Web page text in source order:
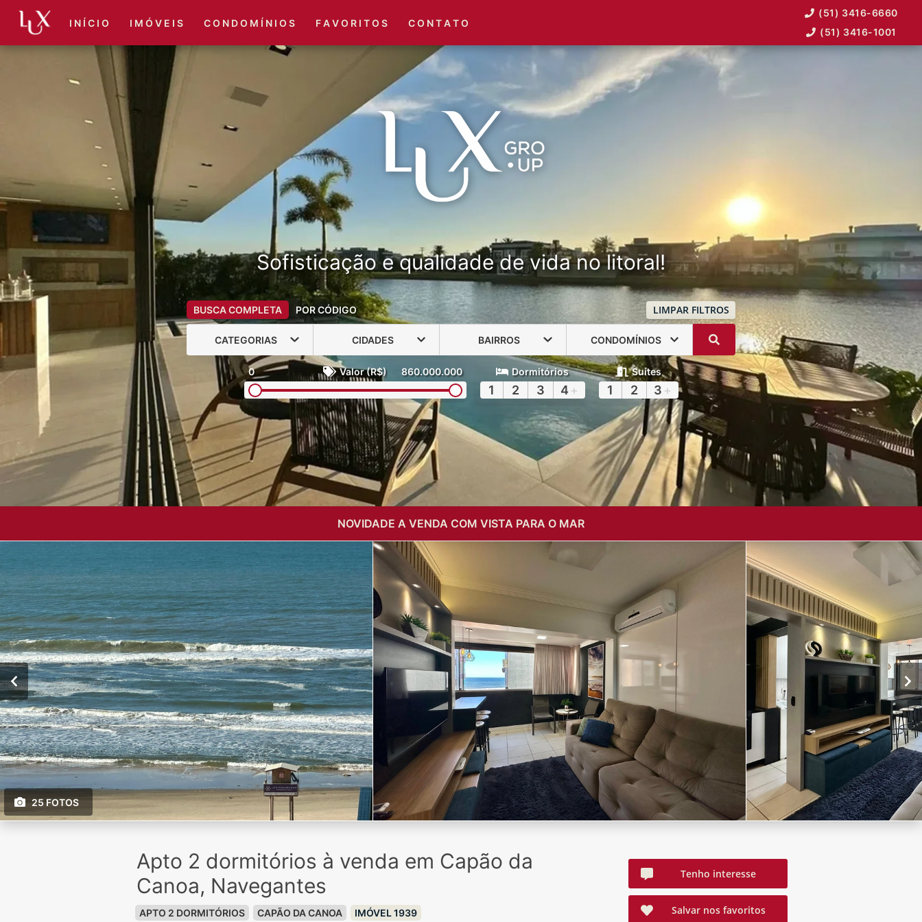
(51) 3416-6660
I N Í C I O I M Ó V E I S C O N D O M Í N I O S F A V O R I T O S C O N T A T O
(51) 3416-6660
(51) 3416-1001
Sofisticação e qualidade de vida no litoral!
BUSCA COMPLETA POR CÓDIGO LIMPAR FILTROS
CATEGORIAS CIDADES BAIRROS CONDOMÍNIOS
0 Valor (R$) 860.000.000 Dormitórios
1 2 3 4 +
Suítes
1 2 3 +
NOVIDADE A VENDA COM VISTA PARA O MAR
25 FOTOS
Apto 2 dormitórios à venda em Capão da
Canoa, Navegantes
APTO 2 DORMITÓRIOS CAPÃO DA CANOA IMÓVEL 1939
Tenho interesse
Salvar nos favoritos